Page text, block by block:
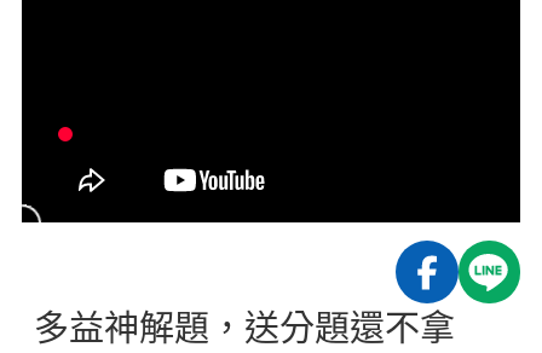
英文檢定
GEPT 全民英檢課程
英文聽力養成
主題課程
線上真人
多益秒學堂
師資團隊
學習分享
學員讚出來
企業服務
多益神解題，送分題還不拿